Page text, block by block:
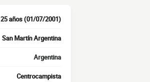
25 años (01/07/2001)
San Martín Argentina
Argentina
Centrocampista